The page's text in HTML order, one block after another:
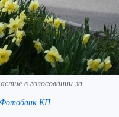
в голосовании за
КП